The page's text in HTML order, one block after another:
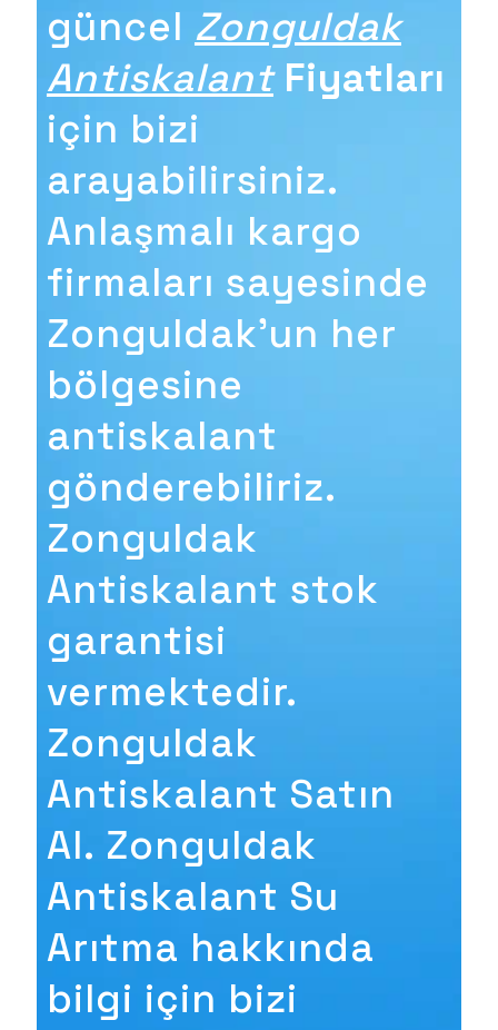
güncel Zonguldak
Antiskalant Fiyatları
için bizi
arayabilirsiniz.
Anlaşmalı kargo
firmaları sayesinde
Zonguldak'un her
bölgesine
antiskalant
gönderebiliriz.
Zonguldak
Antiskalant stok
garantisi
vermektedir.
Zonguldak
Antiskalant Satın
Al. Zonguldak
Antiskalant Su
Arıtma hakkında
bilgi için bizi